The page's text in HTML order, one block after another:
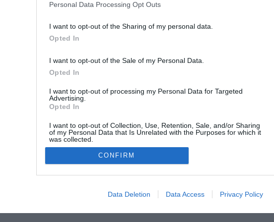
Personal Data Processing Opt Outs
I want to opt-out of the Sharing of my personal data.
Opted In
I want to opt-out of the Sale of my Personal Data.
Opted In
I want to opt-out of processing my Personal Data for Targeted
Advertising.
Opted In
I want to opt-out of Collection, Use, Retention, Sale, and/or Sharing
of my Personal Data that Is Unrelated with the Purposes for which it
was collected.
Opted Out
CONFIRM
Data Deletion Data Access Privacy Policy
TU FARMACIA FORMACIÓN E INVESTIGACIÓN REVISTA DIGITAL
QUIÉNES SOMOS